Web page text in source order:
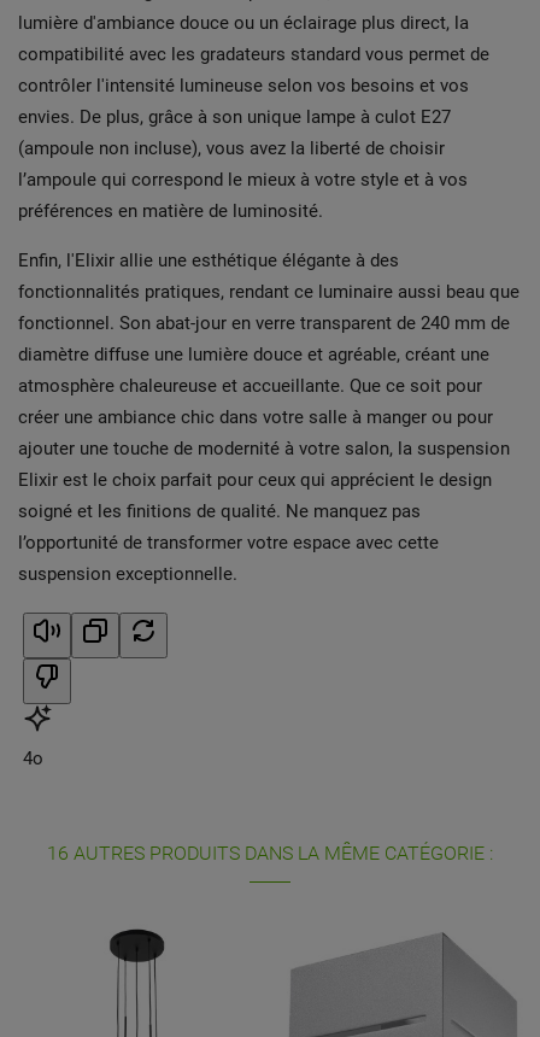
lumière d'ambiance douce ou un éclairage plus direct, la
compatibilité avec les gradateurs standard vous permet de
contrôler l'intensité lumineuse selon vos besoins et vos
envies. De plus, grâce à son unique lampe à culot E27
(ampoule non incluse), vous avez la liberté de choisir
l’ampoule qui correspond le mieux à votre style et à vos
préférences en matière de luminosité.
Enfin, l'Elixir allie une esthétique élégante à des
fonctionnalités pratiques, rendant ce luminaire aussi beau que
fonctionnel. Son abat-jour en verre transparent de 240 mm de
diamètre diffuse une lumière douce et agréable, créant une
atmosphère chaleureuse et accueillante. Que ce soit pour
créer une ambiance chic dans votre salle à manger ou pour
ajouter une touche de modernité à votre salon, la suspension
Elixir est le choix parfait pour ceux qui apprécient le design
soigné et les finitions de qualité. Ne manquez pas
l’opportunité de transformer votre espace avec cette
suspension exceptionnelle.
4o
16 AUTRES PRODUITS DANS LA MÊME CATÉGORIE :